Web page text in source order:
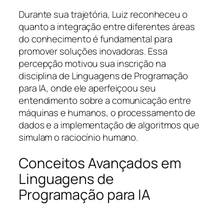
Durante sua trajetória, Luiz reconheceu o
quanto a integração entre diferentes áreas
do conhecimento é fundamental para
promover soluções inovadoras. Essa
percepção motivou sua inscrição na
disciplina de Linguagens de Programação
para IA, onde ele aperfeiçoou seu
entendimento sobre a comunicação entre
máquinas e humanos, o processamento de
dados e a implementação de algoritmos que
simulam o raciocínio humano.
Conceitos Avançados em
Linguagens de
Programação para IA